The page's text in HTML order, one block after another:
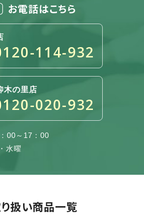
お電話はこちら
114-932
木の里店
020-932
00～17：00
水曜
扱い商品一覧